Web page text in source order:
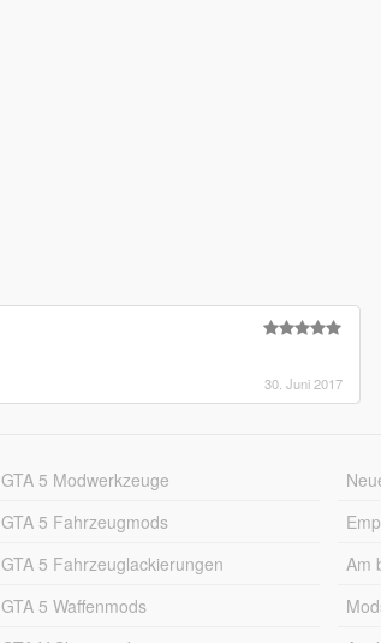
30. Juni 2017
GTA 5 Modwerkzeuge
GTA 5 Fahrzeugmods
GTA 5 Fahrzeuglackierungen
GTA 5 Waffenmods
Am